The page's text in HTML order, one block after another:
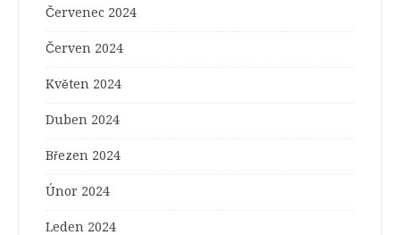
Červenec 2024
Červen 2024
Květen 2024
Duben 2024
Březen 2024
Únor 2024
Leden 2024